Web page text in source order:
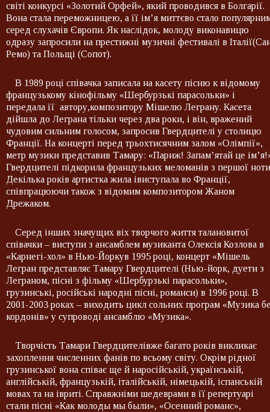
світі конкурсі «Золотий Орфей», який проводився в Болгарії.
Вона стала переможницею, а її ім’я миттєво стало
серед слухачів Європи. Як наслідок, молоду виконавицю
одразу запросили на престижні музичні фестивалі в
Ремо) та Польщі (Сопот).
В 1989 році співачка записала на касету пісню к відомому
французькому кінофільму «Шербурзькі парасольки» і
передала її автору,композитору Мішелю Леграну. Касета
дійшла до Леграна тільки через два роки, і він, вражений
чудовим сильним голосом, запросив Гвердцителі у столицю
Франції. На концерті перед трьохтисячним залом «Олімпії»,
метр музики представив Тамару: «Париж! Запам’ятай це
Гвердцителі підкорила французьких меломанів з першої
Декілька років артистка жила івиступала во Франції,
співпрацюючи також з відомим композитором Жаном
Дрежаком.
Серед інших значущих віх творчого життя талановитої
співачки – виступи з ансамблем музиканта Олексія Козлова в
«Карнегі-хол» в Нью-Йоркув 1995 році, концерт «Мішель
Легран представляє Тамару Гвердцителі (Нью-йорк, дуети з
Леграном, пісні з фільму «Шербурзькі парасольки»,
грузинські, російські народні пісні, романси) в 1996 році. В
2001-2003 роках – виходить цикл сольних програм «Музика
кордонів» у супроводі ансамблю «Музика».
Творчість Тамари Гвердцителівже багато років викликає
захоплення численних фанів по всьому світу. Окрім рідної
грузинської вона співає ще й наросійській, українській,
англійській, французькій, італійській, німецькій, іспанській
мовах та на івриті. Справжніми шедеврами в її репертуарі
стали пісні «Как молоды мы были», «Осенний романс»,